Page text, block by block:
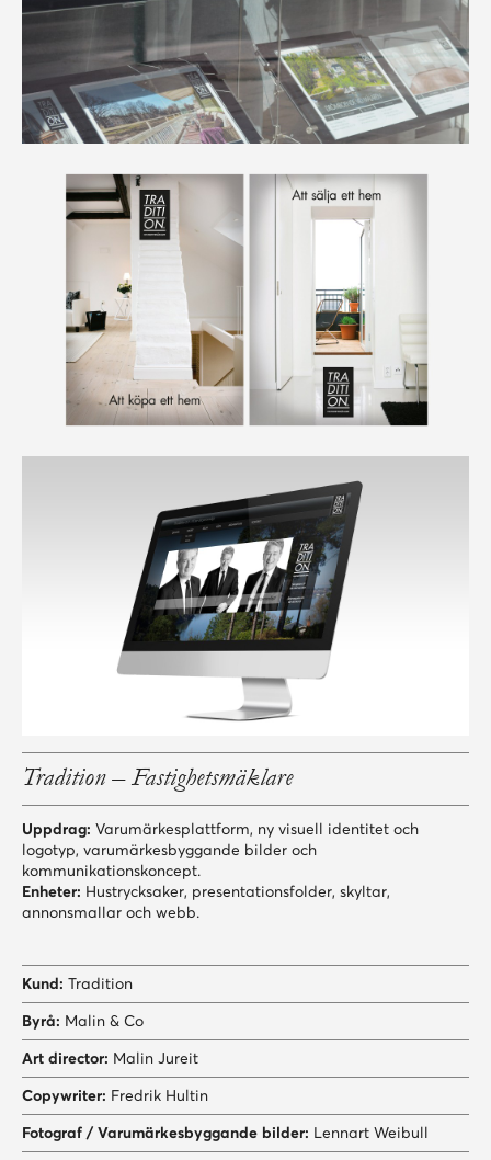
Tradition – Fastighetsmäklare
Uppdrag: Varumärkesplattform, ny visuell identitet och
logotyp, varumärkesbyggande bilder och
kommunikationskoncept.
Enheter: Hustrycksaker, presentationsfolder, skyltar,
annonsmallar och webb.
Kund: Tradition
Byrå: Malin & Co
Art director: Malin Jureit
Copywriter: Fredrik Hultin
Fotograf / Varumärkesbyggande bilder: Lennart Weibull